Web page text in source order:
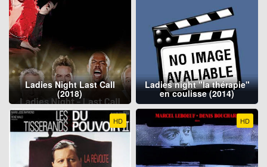
Ladies Night Last Call
(2018)
Ladies night "la thérapie"
en coulisse (2014)
HD HD